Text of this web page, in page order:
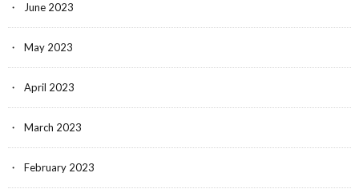
June 2023
May 2023
April 2023
March 2023
February 2023